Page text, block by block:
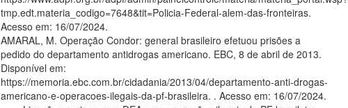
tmp.edt.materia_codigo=7648&tit=Policia-Federal-alem-das-fronteiras.
Acesso em: 16/07/2024.
AMARAL, M. Operação Condor: general brasileiro efetuou prisões a
pedido do departamento antidrogas americano. EBC, 8 de abril de 2013.
Disponível em:
https://memoria.ebc.com.br/cidadania/2013/04/departamento-anti-drogas-
americano-e-operacoes-ilegais-da-pf-brasileira. . Acesso em: 16/07/2024.